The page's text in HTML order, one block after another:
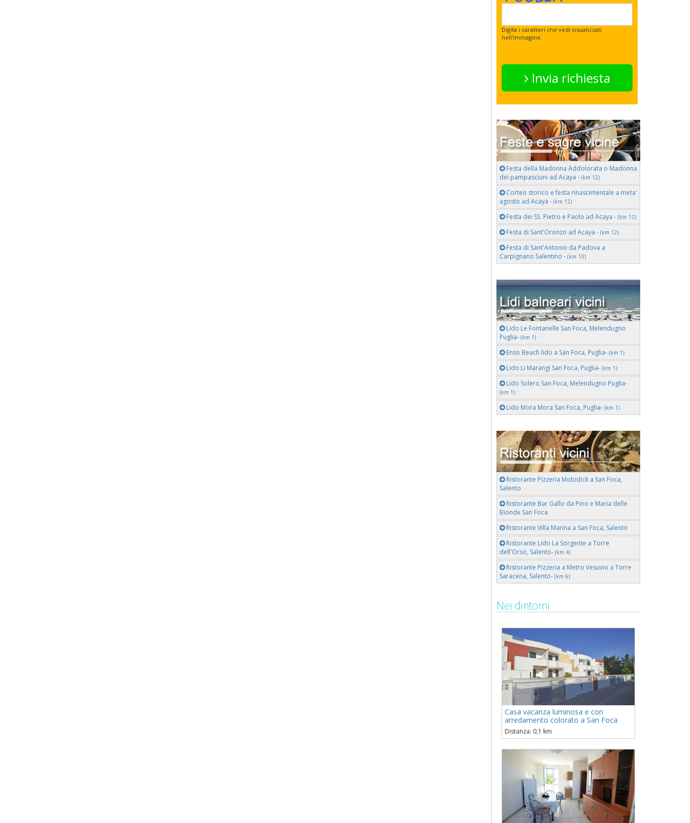
Digita i caratteri che vedi visualizzati
nell'immagine.
Invia richiesta
Festa della Madonna Addolorata o Madonna
dei pampasciuni ad Acaya - (km 12)
Corteo storico e festa rinascimentale a meta'
agosto ad Acaya - (km 12)
Festa dei SS. Pietro e Paolo ad Acaya - (km 12)
Festa di Sant'Oronzo ad Acaya - (km 12)
Festa di Sant'Antonio da Padova a
Carpignano Salentino - (km 13)
Lido Le Fontanelle San Foca, Melendugno
Puglia- (km 1)
Enso Beach lido a San Foca, Puglia- (km 1)
Lido Li Marangi San Foca, Puglia- (km 1)
Lido Solero San Foca, Melendugno Puglia-
(km 1)
Lido Mora Mora San Foca, Puglia- (km 1)
Ristorante Pizzeria Mobidick a San Foca,
Salento
Ristorante Bar Gallo da Pino e Maria delle
Bionde San Foca
Ristorante Villa Marina a San Foca, Salento
Ristorante Lido La Sorgente a Torre
dell'Orso, Salento- (km 4)
Ristorante Pizzeria a Metro Vesuvio a Torre
Saracena, Salento- (km 6)
Nei dintorni
Casa vacanza luminosa e con
arredamento colorato a San Foca
Distanza: 0,1 km